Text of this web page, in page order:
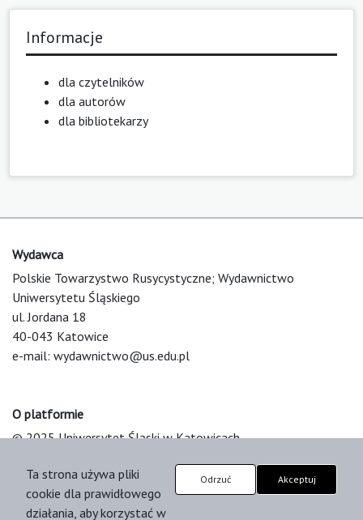
Informacje
dla czytelników
dla autorów
dla bibliotekarzy
Wydawca
Polskie Towarzystwo Rusycystyczne; Wydawnictwo
Uniwersytetu Śląskiego
ul. Jordana 18
40-043 Katowice
e-mail: wydawnictwo@us.edu.pl
O platformie
© 2025 Uniwersytet Śląski w Katowicach
Platform & Workflow by OJS/PKP
Ta strona używa pliki
cookie dla prawidłowego
działania, aby korzystać w
Odrzuć Akceptuj